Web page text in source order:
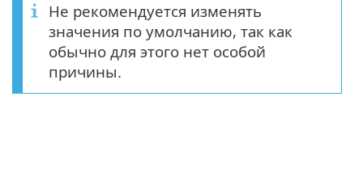
Не рекомендуется изменять
значения по умолчанию, так как
обычно для этого нет особой
причины.